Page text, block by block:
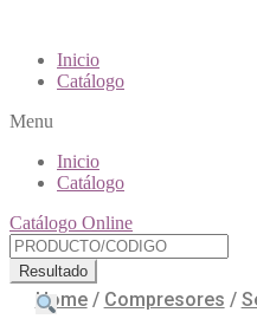
Inicio
Catálogo
Menu
Inicio
Catálogo
Catálogo Online
Resultado
Home/ Compresores /